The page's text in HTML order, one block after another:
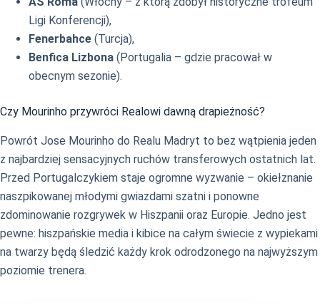
Ligi Konferencji),
Fenerbahce (Turcja),
Benfica Lizbona (Portugalia – gdzie pracował w
obecnym sezonie).
Czy Mourinho przywróci Realowi dawną drapieżność?
Powrót Jose Mourinho do Realu Madryt to bez wątpienia jeden
z najbardziej sensacyjnych ruchów transferowych ostatnich lat.
Przed Portugalczykiem staje ogromne wyzwanie – okiełznanie
naszpikowanej młodymi gwiazdami szatni i ponowne
zdominowanie rozgrywek w Hiszpanii oraz Europie. Jedno jest
pewne: hiszpańskie media i kibice na całym świecie z wypiekami
na twarzy będą śledzić każdy krok odrodzonego na najwyższym
poziomie trenera.